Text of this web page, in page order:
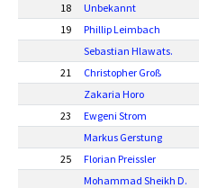
18
Unbekannt
19
Phillip Leimbach
Sebastian Hlawats.
21
Christopher Groß
Zakaria Horo
23
Ewgeni Strom
Markus Gerstung
25
Florian Preissler
Mohammad Sheikh D.